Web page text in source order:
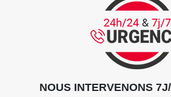
NOUS INTERVENONS